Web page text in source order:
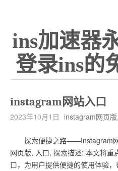
ins加速器
登录ins的
instagram网站入口
2023年10月1日 instagram网页
探索便捷之路——Instagram网
网页版, 入口, 探索描述: 本文将重
口，为用户提供便捷的使用体验